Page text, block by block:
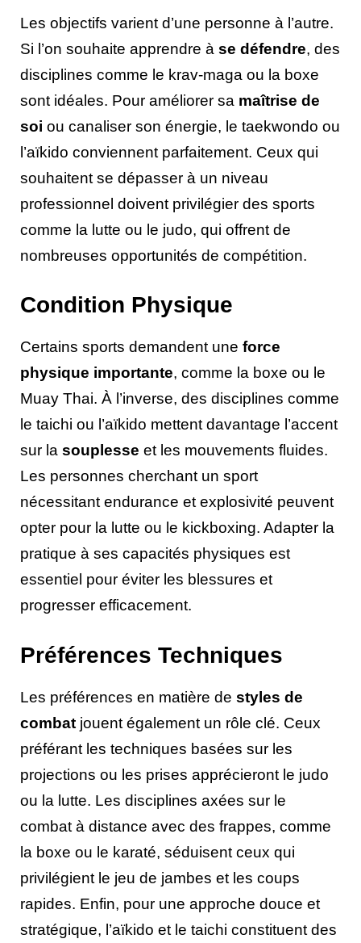
Les objectifs varient d’une personne à l’autre.
Si l’on souhaite apprendre à se défendre, des
disciplines comme le krav-maga ou la boxe
sont idéales. Pour améliorer sa maîtrise de
soi ou canaliser son énergie, le taekwondo ou
l’aïkido conviennent parfaitement. Ceux qui
souhaitent se dépasser à un niveau
professionnel doivent privilégier des sports
comme la lutte ou le judo, qui offrent de
nombreuses opportunités de compétition.
Condition Physique
Certains sports demandent une force
physique importante, comme la boxe ou le
Muay Thai. À l’inverse, des disciplines comme
le taichi ou l’aïkido mettent davantage l’accent
sur la souplesse et les mouvements fluides.
Les personnes cherchant un sport
nécessitant endurance et explosivité peuvent
opter pour la lutte ou le kickboxing. Adapter la
pratique à ses capacités physiques est
essentiel pour éviter les blessures et
progresser efficacement.
Préférences Techniques
Les préférences en matière de styles de
combat jouent également un rôle clé. Ceux
préférant les techniques basées sur les
projections ou les prises apprécieront le judo
ou la lutte. Les disciplines axées sur le
combat à distance avec des frappes, comme
la boxe ou le karaté, séduisent ceux qui
privilégient le jeu de jambes et les coups
rapides. Enfin, pour une approche douce et
stratégique, l’aïkido et le taichi constituent des